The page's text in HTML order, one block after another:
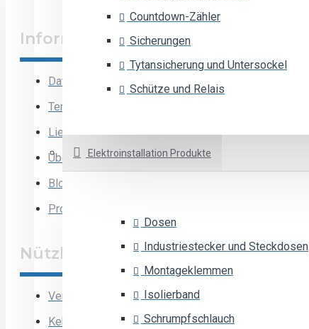
Countdown-Zähler
Sicherungen
Tytansicherung und Untersockel
Schütze und Relais
Elektroinstallation Produkte
Dosen
Industriestecker und Steckdosen
Montageklemmen
Isolierband
Schrumpfschlauch
Information
Datenschutz-Bestimmungen
Terms & Bedingungen
Lieferung
Über uns
Blog
Projekt
Nützliche Links
Verkaufsprogramm
Kehrt zurück